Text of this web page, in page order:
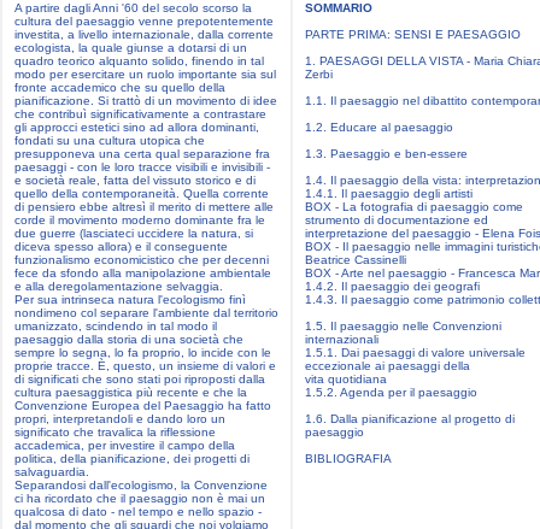
A partire dagli Anni '60 del secolo scorso la
cultura del paesaggio venne prepotentemente
investita, a livello internazionale, dalla corrente
ecologista, la quale giunse a dotarsi di un
quadro teorico alquanto solido, finendo in tal
modo per esercitare un ruolo importante sia sul
fronte accademico che su quello della
pianificazione. Si trattò di un movimento di idee
che contribuì significativamente a contrastare
gli approcci estetici sino ad allora dominanti,
fondati su una cultura utopica che
presupponeva una certa qual separazione fra
paesaggi - con le loro tracce visibili e invisibili -
e società reale, fatta del vissuto storico e di
quello della contemporaneità. Quella corrente
di pensiero ebbe altresì il merito di mettere alle
corde il movimento moderno dominante fra le
due guerre (lasciateci uccidere la natura, si
diceva spesso allora) e il conseguente
funzionalismo economicistico che per decenni
fece da sfondo alla manipolazione ambientale
e alla deregolamentazione selvaggia.
Per sua intrinseca natura l'ecologismo finì
nondimeno col separare l'ambiente dal territorio
umanizzato, scindendo in tal modo il
paesaggio dalla storia di una società che
sempre lo segna, lo fa proprio, lo incide con le
proprie tracce. È, questo, un insieme di valori e
di significati che sono stati poi riproposti dalla
cultura paesaggistica più recente e che la
Convenzione Europea del Paesaggio ha fatto
propri, interpretandoli e dando loro un
significato che travalica la riflessione
accademica, per investire il campo della
politica, della pianificazione, dei progetti di
salvaguardia.
Separandosi dall'ecologismo, la Convenzione
ci ha ricordato che il paesaggio non è mai un
qualcosa di dato - nel tempo e nello spazio -
dal momento che gli sguardi che noi volgiamo
SOMMARIO
PARTE PRIMA: SENSI E PAESAGGIO
1. PAESAGGI DELLA VISTA - Maria
Zerbi
1.1. Il paesaggio nel dibattito
1.2. Educare al paesaggio
1.3. Paesaggio e ben-essere
1.4. Il paesaggio della vista:
1.4.1. Il paesaggio degli artisti
BOX - La fotografia di paesaggio come
strumento di documentazione ed
interpretazione del paesaggio - Elena Fois
BOX - Il paesaggio nelle immagini
Beatrice Cassinelli
BOX - Arte nel paesaggio - Francesca
1.4.2. Il paesaggio dei geografi
1.4.3. Il paesaggio come patrimonio
1.5. Il paesaggio nelle Convenzioni
internazionali
1.5.1. Dai paesaggi di valore universale
eccezionale ai paesaggi della
vita quotidiana
1.5.2. Agenda per il paesaggio
1.6. Dalla pianificazione al progetto di
paesaggio
BIBLIOGRAFIA